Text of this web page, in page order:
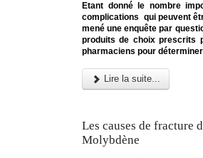
Etant donné le nombre
complications qui peuvent
mené une enquête par
produits de choix prescrits
pharmaciens pour
Lire la suite...
Les causes de fracture
Molybdène